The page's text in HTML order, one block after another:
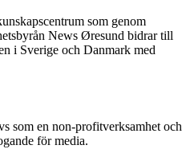
som genom
News Øresund bidrar till
i Sverige och Danmark med
som en non-profitverksamhet och
för media.